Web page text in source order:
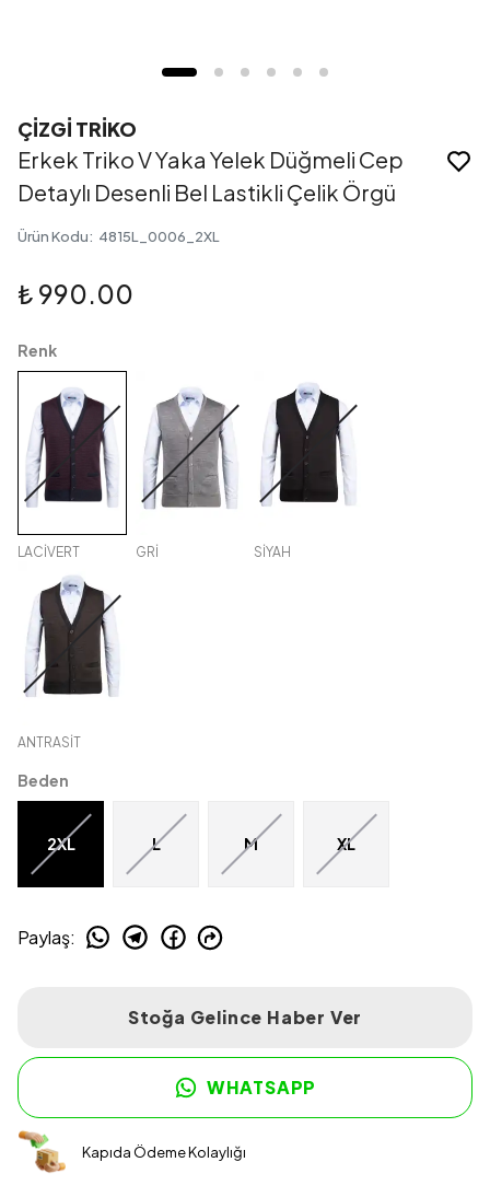
ÇİZGİ TRİKO
Erkek Triko V Yaka Yelek Düğmeli Cep
Detaylı Desenli Bel Lastikli Çelik Örgü
Ürün Kodu: 4815L_0006_2XL
₺ 990.00
Renk
LACİVERT GRİ SİYAH
ANTRASİT
Beden
2XL L M XL
Paylaş:
Stoğa Gelince Haber Ver
WHATSAPP
Kapıda Ödeme Kolaylığı